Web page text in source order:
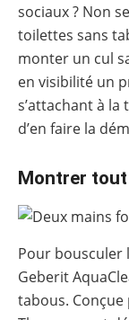
sociaux ? Non
toilettes sans
monter un cul
en visibilité un
s’attachant à la
d’en faire la
Montrer tout
Pour bousculer
Geberit
tabous. Conçue